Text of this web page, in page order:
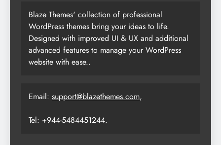
Blaze Themes' collection of professional
WordPress themes bring your ideas to life.
Designed with improved UI & UX and additional
advanced features to manage your WordPress
website with ease..
Email: support@blazethemes.com,
Tel: +944-5484451244.